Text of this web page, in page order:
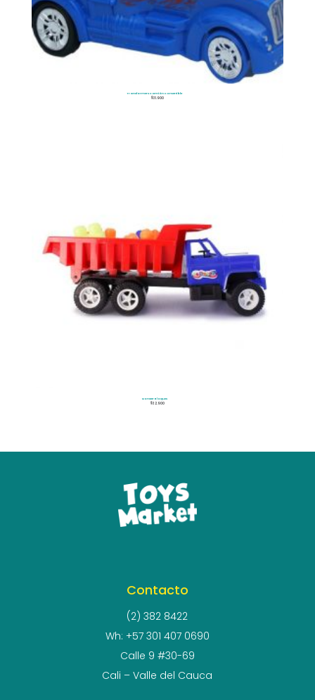
Transformers Camión Convertible
$31.900
Monster Bloques
$32.900
Contacto
(2) 382 8422
Wh: +57 301 407 0690
Calle 9 #30-69
Cali – Valle del Cauca